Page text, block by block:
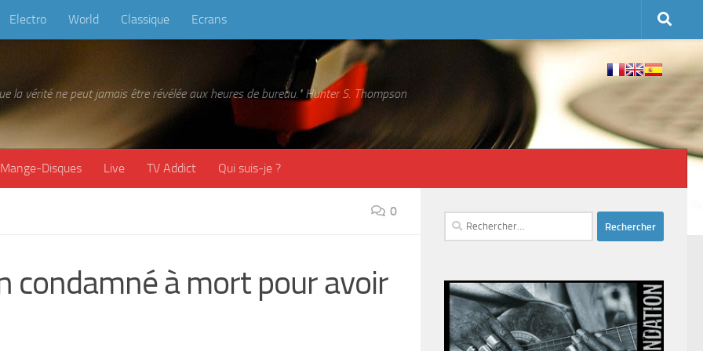
Electro World Classique Ecrans
la vérité ne peut jamais être révélée aux heures de bureau." Hunter S. Thompson
Mange-Disques Live TV Addict Qui suis-je ?
0
condamné à mort pour avoir
Rechercher :